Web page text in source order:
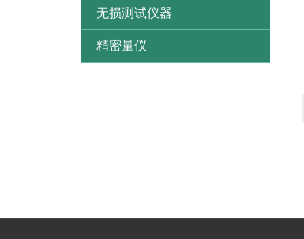
无损测试仪器
精密量仪